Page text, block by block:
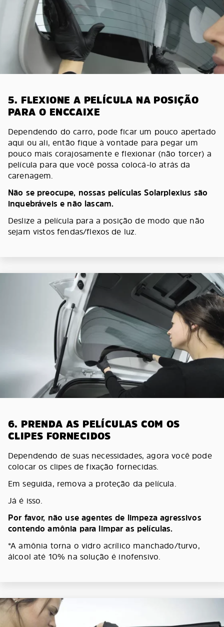
5. FLEXIONE A PELÍCULA NA POSIÇÃO
PARA O ENCCAIXE
Dependendo do carro, pode ficar um pouco apertado
aqui ou ali, então fique à vontade para pegar um
pouco mais corajosamente e flexionar (não torcer) a
película para que você possa colocá-lo atrás da
carenagem.
Não se preocupe, nossas películas Solarplexius são
inquebráveis e não lascam.
Deslize a película para a posição de modo que não
sejam vistos fendas/flexos de luz.
6. PRENDA AS PELÍCULAS COM OS
CLIPES FORNECIDOS
Dependendo de suas necessidades, agora você pode
colocar os clipes de fixação fornecidas.
Em seguida, remova a proteção da película.
Já é isso.
Por favor, não use agentes de limpeza agressivos
contendo amônia para limpar as películas.
*A amônia torna o vidro acrílico manchado/turvo,
álcool até 10% na solução é inofensivo.